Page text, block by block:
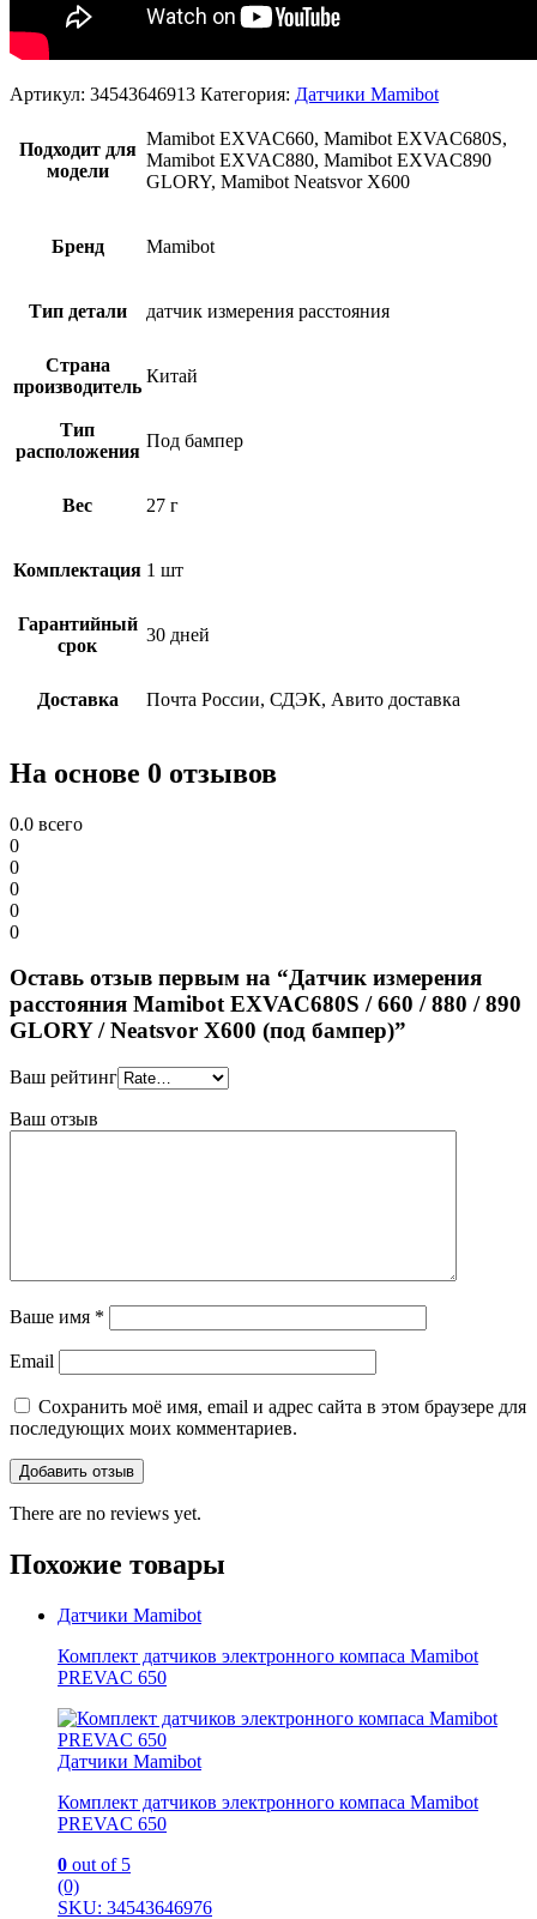
Артикул: 34543646913 Категория: Датчики Mamibot
Подходит для
модели
Mamibot EXVAC660, Mamibot EXVAC680S,
Mamibot EXVAC880, Mamibot EXVAC890
GLORY, Mamibot Neatsvor X600
Бренд Mamibot
Тип детали датчик измерения расстояния
Страна
производитель
Китай
Тип
расположения
Под бампер
Вес 27 г
Комплектация 1 шт
Гарантийный
срок
30 дней
Доставка Почта России, СДЭК, Авито доставка
На основе 0 отзывов
0.0 всего
0
0
0
0
0
Оставь отзыв первым на “Датчик измерения
расстояния Mamibot EXVAC680S / 660 / 880 / 890
GLORY / Neatsvor X600 (под бампер)”
Ваш рейтинг
Ваш отзыв
Ваше имя *
Email
Сохранить моё имя, email и адрес сайта в этом браузере для
последующих моих комментариев.
There are no reviews yet.
Похожие товары
Датчики Mamibot
Комплект датчиков электронного компаса Mamibot
PREVAC 650
Датчики Mamibot
Комплект датчиков электронного компаса Mamibot
PREVAC 650
0 out of 5
(0)
SKU: 34543646976